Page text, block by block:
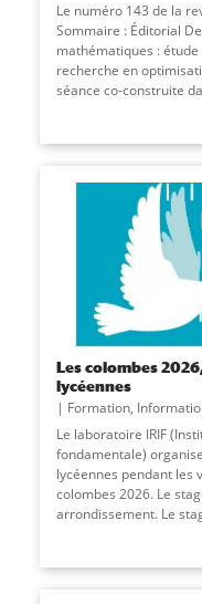
Le numéro 143 de la
Sommaire : Éditorial
mathématiques : étude
recherche en
séance co-construite
Les colombes
lycéennes
Formation,
Le laboratoire IRIF
fondamentale)
lycéennes pendant les
colombes 2026. Le
arrondissement. Le